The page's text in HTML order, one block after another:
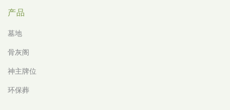
产品
墓地
骨灰阁
神主牌位
环保葬